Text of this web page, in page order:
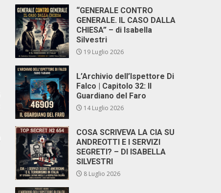
“GENERALE CONTRO
GENERALE. IL CASO DALLA
CHIESA” – di Isabella
Silvestri
19 Luglio 2026
L’Archivio dell’Ispettore Di
Falco | Capitolo 32: Il
Guardiano del Faro
14 Luglio 2026
COSA SCRIVEVA LA CIA SU
ANDREOTTI E I SERVIZI
SEGRETI? – DI ISABELLA
SILVESTRI
8 Luglio 2026